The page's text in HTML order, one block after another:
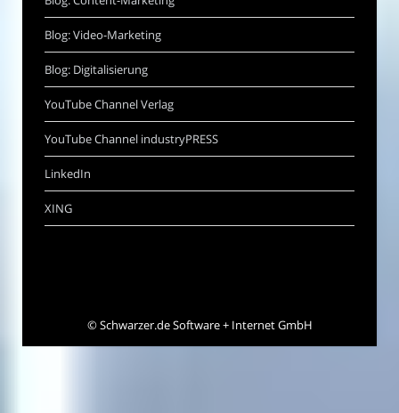
Blog: Video-Marketing
Blog: Digitalisierung
YouTube Channel Verlag
YouTube Channel industryPRESS
LinkedIn
XING
©Schwarzer.de Software + Internet GmbH